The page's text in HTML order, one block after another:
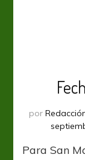
por
Para San